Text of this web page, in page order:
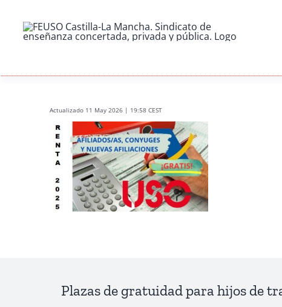
content
Actualizado 11 May 2026 | 19:58 CEST
Plazas de gratuidad para hijos de